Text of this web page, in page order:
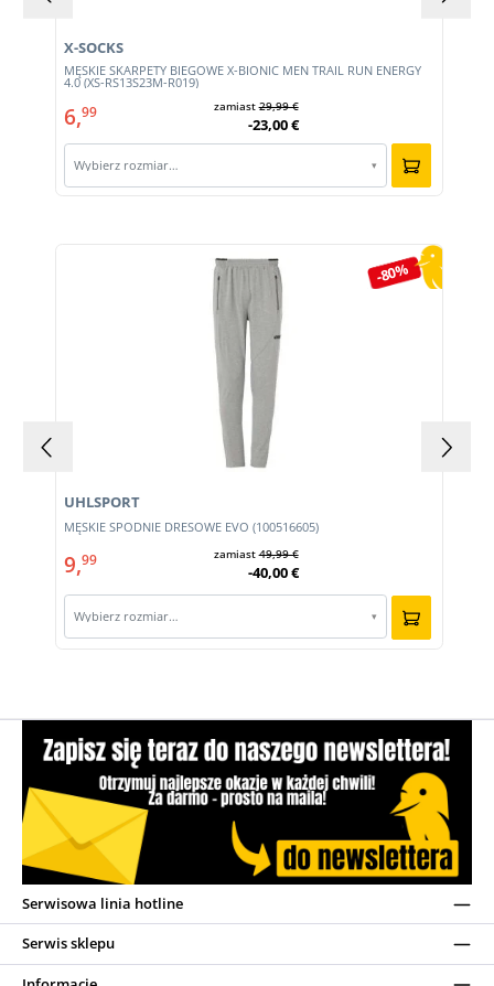
MĘSKIE SKARPETY BIEGOWE X-BIONIC MEN TRAIL RUN ENERGY
4.0 (XS-RS13S23M-R019)
X-SOCKS
6,99 zamiast29,99 €
-23,00 €
Wybierz rozmiar… ▾
-80%
MĘSKIE SPODNIE DRESOWE EVO (100516605)
UHLSPORT
9,99 zamiast49,99 €
-40,00 €
Wybierz rozmiar… ▾
Serwisowa linia hotline
Serwis sklepu